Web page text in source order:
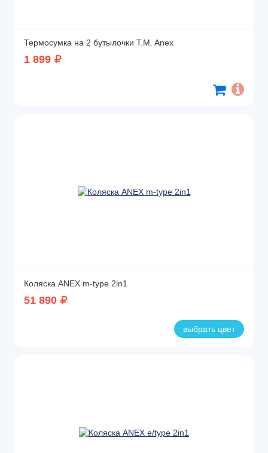
Термосумка на 2 бутылочки T.M. Anex
1 899
Коляска ANEX m-type 2in1
51 890
выбрать цвет